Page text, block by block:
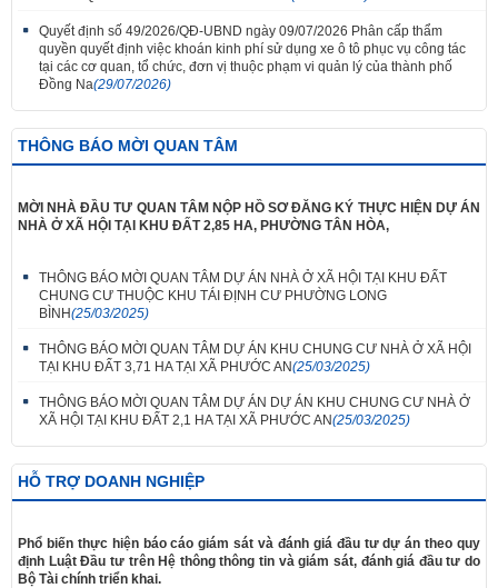
Quyết định số 49/2026/QĐ-UBND ngày 09/07/2026 Phân cấp thẩm
quyền quyết định việc khoán kinh phí sử dụng xe ô tô phục vụ công tác
tại các cơ quan, tổ chức, đơn vị thuộc phạm vi quản lý của thành phố
Đồng Na(29/07/2026)
THÔNG BÁO MỜI QUAN TÂM
MỜI NHÀ ĐẦU TƯ QUAN TÂM NỘP HỒ SƠ ĐĂNG KÝ THỰC HIỆN DỰ ÁN
NHÀ Ở XÃ HỘI TẠI KHU ĐẤT 2,85 HA, PHƯỜNG TÂN HÒA,
THÔNG BÁO MỜI QUAN TÂM DỰ ÁN NHÀ Ở XÃ HỘI TẠI KHU ĐẤT
CHUNG CƯ THUỘC KHU TÁI ĐỊNH CƯ PHƯỜNG LONG
BÌNH(25/03/2025)
THÔNG BÁO MỜI QUAN TÂM DỰ ÁN KHU CHUNG CƯ NHÀ Ở XÃ HỘI
TẠI KHU ĐẤT 3,71 HA TẠI XÃ PHƯỚC AN(25/03/2025)
THÔNG BÁO MỜI QUAN TÂM DỰ ÁN DỰ ÁN KHU CHUNG CƯ NHÀ Ở
XÃ HỘI TẠI KHU ĐẤT 2,1 HA TẠI XÃ PHƯỚC AN(25/03/2025)
HỖ TRỢ DOANH NGHIỆP
Phổ biến thực hiện báo cáo giám sát và đánh giá đầu tư dự án theo quy
định Luật Đầu tư trên Hệ thông thông tin và giám sát, đánh giá đầu tư do
Bộ Tài chính triển khai.